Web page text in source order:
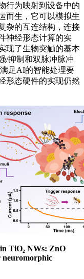
行为映射到设备中的
而生，它可以模拟生
杂的互连结构，连接
神经形态计算的实
现了生物突触的基本
/抑制和双脉冲脉冲
足AI的智能处理要
形态硬件的实现仍然
TiO₂ NWs: ZnO
neuromorphic